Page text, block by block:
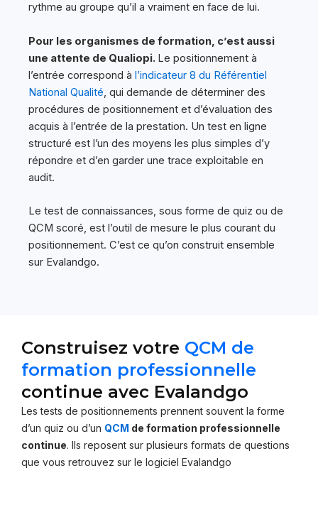
rythme au groupe qu’il a vraiment en face de lui.
Pour les organismes de formation, c’est aussi
une attente de Qualiopi. Le positionnement à
l’entrée correspond à l’indicateur 8 du Référentiel
National Qualité, qui demande de déterminer des
procédures de positionnement et d’évaluation des
acquis à l’entrée de la prestation. Un test en ligne
structuré est l’un des moyens les plus simples d’y
répondre et d’en garder une trace exploitable en
audit.
Le test de connaissances, sous forme de quiz ou de
QCM scoré, est l’outil de mesure le plus courant du
positionnement. C’est ce qu’on construit ensemble
sur Evalandgo.
Construisez votre QCM de
formation professionnelle
continue avec Evalandgo
Les tests de positionnements prennent souvent la forme
d’un quiz ou d’un QCM de formation professionnelle
continue. Ils reposent sur plusieurs formats de questions
que vous retrouvez sur le logiciel Evalandgo